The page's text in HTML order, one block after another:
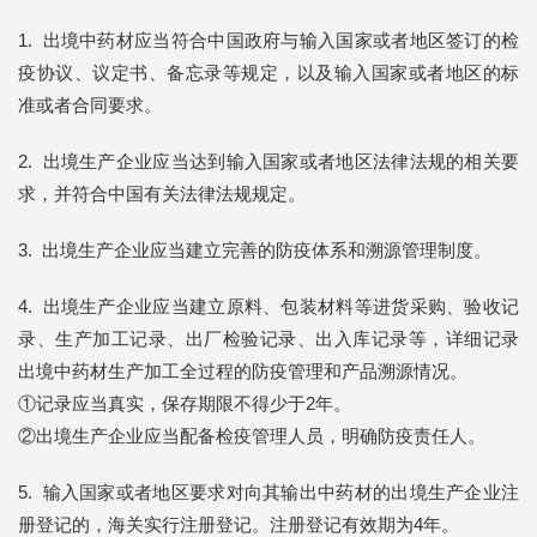
1. 出境中药材应当符合中国政府与输入国家或者地区签订的检
疫协议、议定书、备忘录等规定，以及输入国家或者地区的标
准或者合同要求。
2. 出境生产企业应当达到输入国家或者地区法律法规的相关要
求，并符合中国有关法律法规规定。
3. 出境生产企业应当建立完善的防疫体系和溯源管理制度。
4. 出境生产企业应当建立原料、包装材料等进货采购、验收记
录、生产加工记录、出厂检验记录、出入库记录等，详细记录
出境中药材生产加工全过程的防疫管理和产品溯源情况。
①记录应当真实，保存期限不得少于2年。
②出境生产企业应当配备检疫管理人员，明确防疫责任人。
5. 输入国家或者地区要求对向其输出中药材的出境生产企业注
册登记的，海关实行注册登记。注册登记有效期为4年。